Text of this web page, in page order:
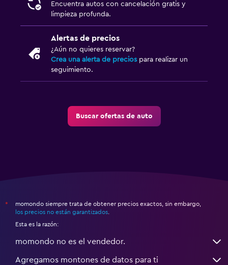
Encuentra autos con cancelación gratis y
limpieza profunda.
Alertas de precios
¿Aún no quieres reservar?
Crea una alerta de precios para realizar un
seguimiento.
Buscar ofertas de auto
*
momondo siempre trata de obtener precios exactos, sin embargo,
los precios no están garantizados.
Esta es la razón:
momondo no es el vendedor.
Agregamos montones de datos para ti